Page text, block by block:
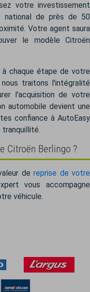
votre investissement
national de près de 50
Votre agent saura
le modèle Citroën
à chaque étape de votre
traitons l'intégralité
l'acquisition de votre
automobile devient une
confiance à AutoEasy
tranquillité.
Citroën Berlingo ?
dereprise de votre
vous accompagne
véhicule.